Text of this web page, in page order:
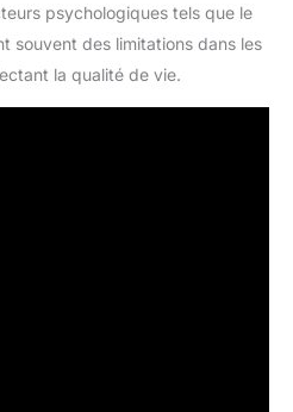
psychologiques tels que le
souvent des limitations dans les
la qualité de vie.